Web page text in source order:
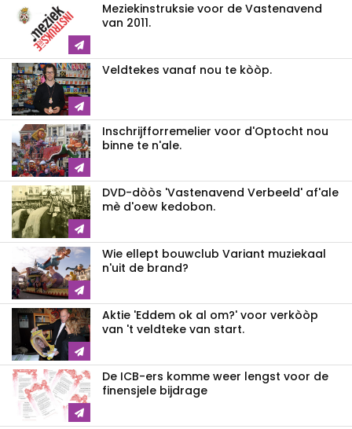
Meziekinstruksie voor de Vastenavend
van 2011.
Veldtekes vanaf nou te kòòp.
Inschrijfforremelier voor d'Optocht nou
binne te n'ale.
DVD-dòòs 'Vastenavend Verbeeld' af'ale
mè d'oew kedobon.
Wie ellept bouwclub Variant muziekaal
n'uit de brand?
Aktie 'Eddem ok al om?' voor verkòòp
van 't veldteke van start.
De ICB-ers komme weer lengst voor de
finensjele bijdrage